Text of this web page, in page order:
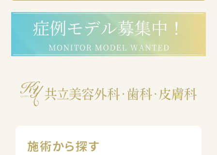
施術から探す